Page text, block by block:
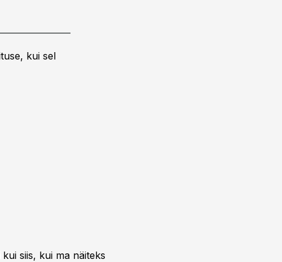
kui sel
siis, kui ma näiteks